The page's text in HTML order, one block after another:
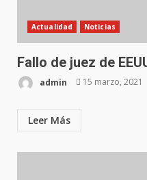
Actualidad Noticias
Fallo de juez de
admin 15 marzo, 2021
Leer Más